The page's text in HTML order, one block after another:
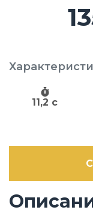
11,2 c